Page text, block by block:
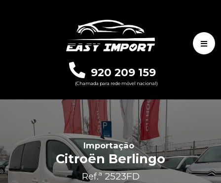
920 209 159
(Chamada para rede móvel nacional)
Importação
Citroën Berlingo
Ref.ª 2523FD